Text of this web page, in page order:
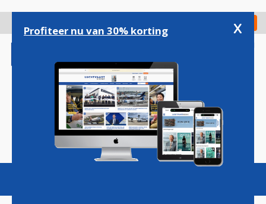
gaan
Check in
Magazine Podcasts Vacatures
Profiteer nu van 30% korting x